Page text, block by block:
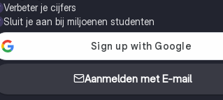
Verbeter je cijfers
Sluit je aan bij miljoenen studenten
Aanmelden met E-mail